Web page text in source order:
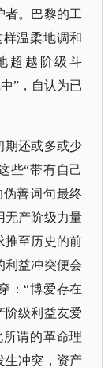
者。巴黎的工
温柔地调和
超越阶级斗
”，自认为已
期还或多或少
些“带有自己
善词句最终
无产阶级力量
推至历史的前
利益冲突便会
：“博爱存在
阶级利益友爱
谓的革命理
生冲突，资产